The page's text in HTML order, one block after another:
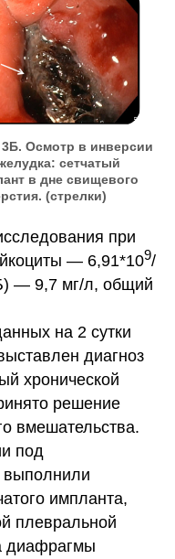
3Б. Осмотр в инверсии
сетчатый
в дне свищевого
(стрелки)
при
— 6,91*109/
— 9,7 мг/л, общий
на 2 сутки
диагноз
хронической
решение
вмешательства.
под
выполнили
импланта,
плевральной
диафрагмы